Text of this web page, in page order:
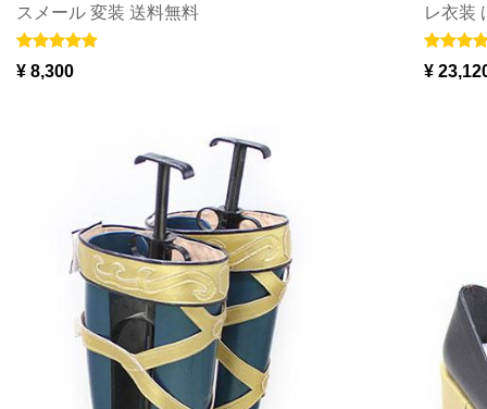
スメール 変装 送料無料
¥ 8,300
レ衣装
ル 送料
¥